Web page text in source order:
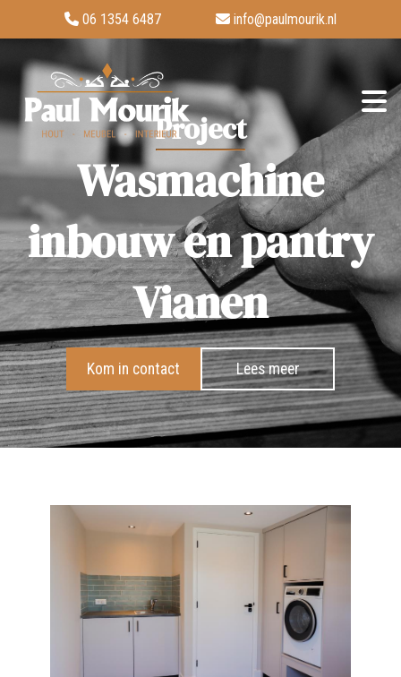
06 1354 6487 info@paulmourik.nl
Project
Wasmachine
inbouw en pantry
Vianen
Kom in contact Lees meer